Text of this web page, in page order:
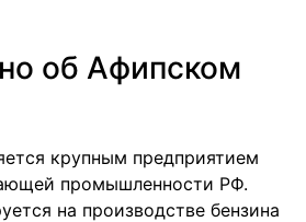
об Афипском
крупным предприятием
промышленности РФ.
на производстве бензина